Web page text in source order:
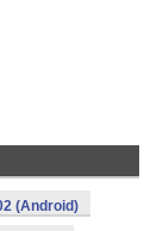
(Android)